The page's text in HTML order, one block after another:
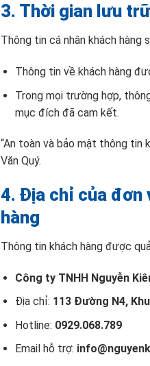
3. Thời gian lưu
Thông tin cá nhân khách
Thông tin về khách hàng
Trong mọi trường hợp,
mục đích đã cam kết.
“An toàn và bảo mật thông tin
Văn Quý.
4. Địa chỉ của đơn
hàng
Thông tin khách hàng được
Công ty TNHH Nguyễn
Địa chỉ: 113 Đường N4,
Hotline: 0929.068.789
Email hỗ trợ: